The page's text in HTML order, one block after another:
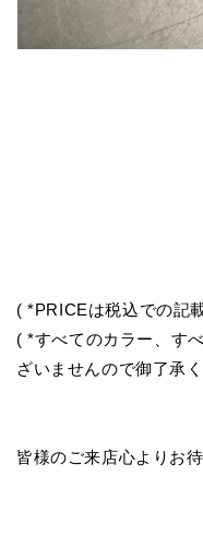
( *PRICEは税込での記
( *すべてのカラー、す
ざいませんので御了承
皆様のご来店心よりお